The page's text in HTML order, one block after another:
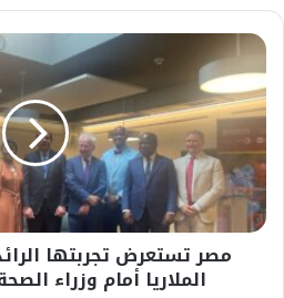
مصر
تستعرض
تجربتها
الرائدة
في
القضاء
على
الملاريا
أمام
مصر تستعرض تجربتها
الملاريا أمام وزراء